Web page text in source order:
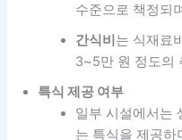
수준으로 책정되
간식비 는 식재료
3~5만 원 정도의
특식 제공 여부
일부 시설에서는
는 특식을 제공하